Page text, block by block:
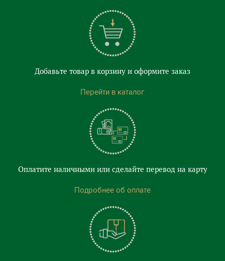
Добавьте товар в корзину и оформите заказ
Перейти в каталог
Оплатите наличными или сделайте перевод на карту
Подробнее об оплате